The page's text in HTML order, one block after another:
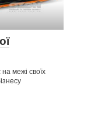
межі своїх